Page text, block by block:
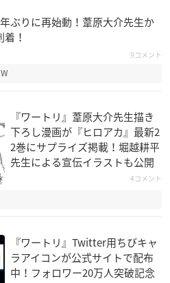
ぶりに再始動！葦原大介先生か
！
9コメント
『ワートリ』葦原大介先生描き
下ろし漫画が『ヒロアカ』最新2
2巻にサプライズ掲載！堀越耕平
先生による宣伝イラストも公開
4コメント
『ワートリ』Twitter用ちびキャ
ラアイコンが公式サイトで配布
中！フォロワー20万人突破記念